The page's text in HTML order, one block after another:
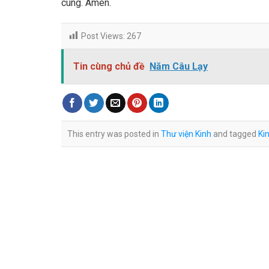
cùng. Amen.
Post Views: 267
Tin cùng chủ đề Năm Câu Lạy
This entry was posted in Thư viện Kinh and tagged